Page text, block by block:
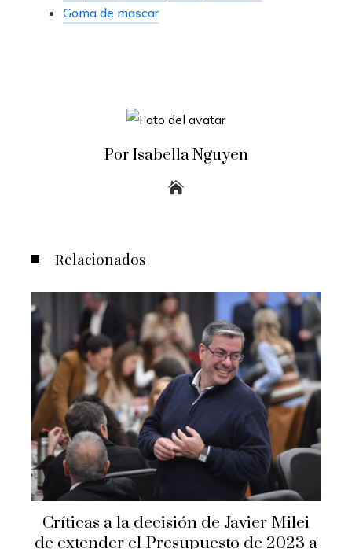
Goma de mascar
Por Isabella Nguyen
Relacionados
Críticas a la decisión de Javier Milei
de extender el Presupuesto de 2023 a